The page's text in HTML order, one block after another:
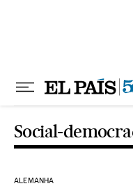
Social-
ALEMANHA